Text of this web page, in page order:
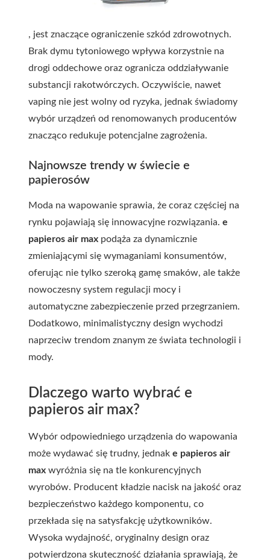
, jest znaczące ograniczenie szkód zdrowotnych.
Brak dymu tytoniowego wpływa korzystnie na
drogi oddechowe oraz ogranicza oddziaływanie
substancji rakotwórczych. Oczywiście, nawet
vaping nie jest wolny od ryzyka, jednak świadomy
wybór urządzeń od renomowanych producentów
znacząco redukuje potencjalne zagrożenia.
Najnowsze trendy w świecie e
papierosów
Moda na wapowanie sprawia, że coraz częściej na
rynku pojawiają się innowacyjne rozwiązania. e
papieros air max podąża za dynamicznie
zmieniającymi się wymaganiami konsumentów,
oferując nie tylko szeroką gamę smaków, ale także
nowoczesny system regulacji mocy i
automatyczne zabezpieczenie przed przegrzaniem.
Dodatkowo, minimalistyczny design wychodzi
naprzeciw trendom znanym ze świata technologii i
mody.
Dlaczego warto wybrać e
papieros air max?
Wybór odpowiedniego urządzenia do wapowania
może wydawać się trudny, jednak e papieros air
max wyróżnia się na tle konkurencyjnych
wyrobów. Producent kładzie nacisk na jakość oraz
bezpieczeństwo każdego komponentu, co
przekłada się na satysfakcję użytkowników.
Wysoka wydajność, oryginalny design oraz
potwierdzona skuteczność działania sprawiają, że